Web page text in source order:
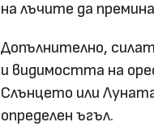
на лъчите да
Допълнително,
и видимостта на
Слънцето или
определен ъгъл.